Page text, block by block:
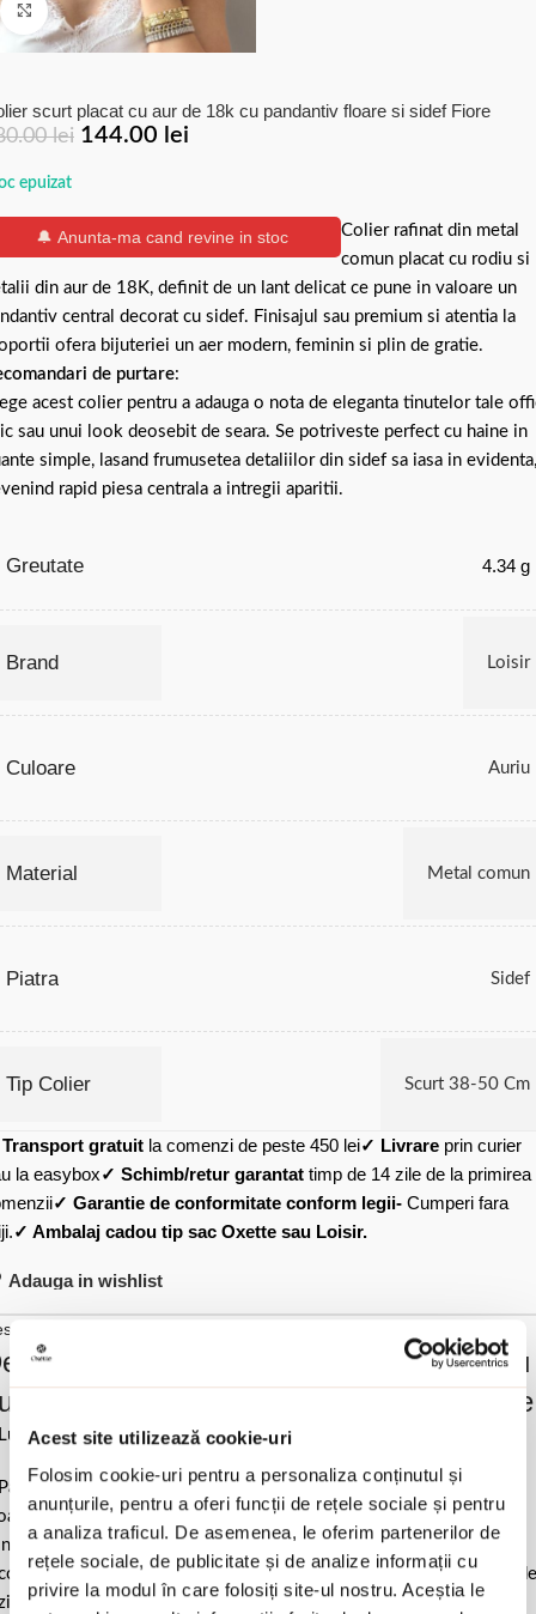
Acest site utilizează cookie-uri
Folosim cookie-uri pentru a personaliza conținutul și
anunțurile, pentru a oferi funcții de rețele sociale și pentru
a analiza traficul. De asemenea, le oferim partenerilor de
rețele sociale, de publicitate și de analize informații cu
privire la modul în care folosiți site-ul nostru. Aceștia le
Click to enlarge
scurt placat cu aur de 18k cu pandantiv floare si sidef Fiore
lei 144.00 lei
epuizat
🔔 Anunta-ma cand revine in stoc
Colier rafinat din metal
comun placat cu rodiu si
din aur de 18K, definit de un lant delicat ce pune in valoare un
central decorat cu sidef. Finisajul sau premium si atentia la
ofera bijuteriei un aer modern, feminin si plin de gratie.
de purtare:
acest colier pentru a adauga o nota de eleganta tinutelor tale
sau unui look deosebit de seara. Se potriveste perfect cu haine in
simple, lasand frumusetea detaliilor din sidef sa iasa in evidenta,
rapid piesa centrala a intregii aparitii.
Greutate 4.34 g
Brand Loisir
Culoare Auriu
Material Metal comun
Piatra Sidef
Tip Colier Scurt 38-50 Cm
Transport gratuit la comenzi de peste 450 lei✓ Livrare prin curier
la easybox✓ Schimb/retur garantat timp de 14 zile de la primirea
✓ Garantie de conformitate conform legii- Cumperi fara
✓ Ambalaj cadou tip sac Oxette sau Loisir.
Adauga in wishlist
si detalii
produsului Colier scurt placat cu
de 18k cu pandantiv floare si sidef
43 cm & 6 cm (extensie) / 1.4 cm (diametru pandantiv).
bijuteria in ambalajul original sau intr-un saculet de catifea
pentru a evita frecarea sau lovirea de alte materiale. Evitati
cu apa si produsele cosmetice. Dupa fiecare purtare este
sa o lustruiti cu o laveta curata pentru a evita depunerea de